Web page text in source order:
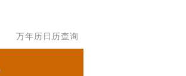
万年历日历查询